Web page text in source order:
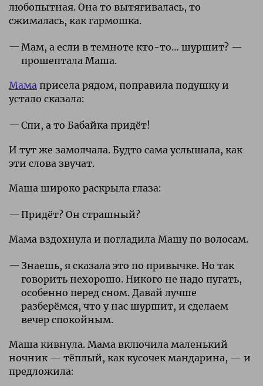
любопытная. Она то вытягивалась, то
сжималась, как гармошка.
Мам, а если в темноте кто-то… шуршит? —
прошептала Маша.
Мама присела рядом, поправила подушку и
устало сказала:
Спи, а то Бабайка придёт!
И тут же замолчала. Будто сама услышала, как
эти слова звучат.
Маша широко раскрыла глаза:
Придёт? Он страшный?
Мама вздохнула и погладила Машу по волосам.
Знаешь, я сказала это по привычке. Но так
говорить нехорошо. Никого не надо пугать,
особенно перед сном. Давай лучше
разберёмся, что у нас шуршит, и сделаем
вечер спокойным.
Маша кивнула. Мама включила маленький
ночник — тёплый, как кусочек мандарина, — и
предложила: